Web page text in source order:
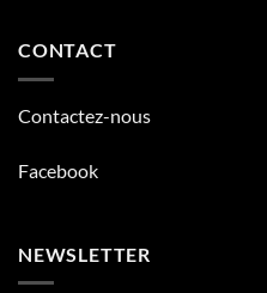
CONTACT
Contactez-nous
Facebook
NEWSLETTER